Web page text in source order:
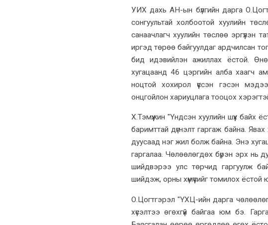
УИХ дахь АН-ын бүлгийн дарга
сонгуультай холбоотой хуулийн
санаачлагч хуулийн төслөө эргүүлэн
иргэд төрөө байгуулдаг ардчилсан
бид идэвийлэн ажиллах ёстой.
хугацаанд 46 цэргийн алба хаагч
ноцтой хохирол үүссэн гэсэн
онцгойлон хариуцлага тооцох хэрэгтэй
Х.Тэмүүжин "Үндсэн хуулийн шүүх байх
баримттай дүгнэлт гаргаж байна. Явах
дуусаад нэг жил болж байна. Энэ
гаргалаа. Чөлөөлөгдөх бүрэн эрх нь
шийдвэрээ улс төрчид гаргуулж
шийдэж, орны хүмүүсийг томилох ёстой
О.Цогтгэрэл "ҮХЦ-ийн дарга
хүсэлтээ өгөхгүй байгаа юм бэ.